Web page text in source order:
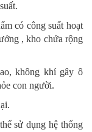
có công suất hoạt
, kho chứa rộng
không khí gây ô
con người.
sử dụng hệ thống